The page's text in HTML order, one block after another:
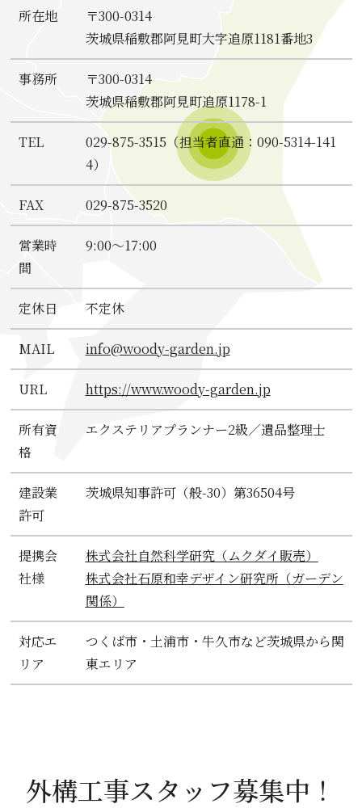
所在地
〒300-0314
茨城県稲敷郡阿見町大字追原1181番地3
事務所
〒300-0314
茨城県稲敷郡阿見町追原1178-1
TEL
029-875-3515（担当者直通：090-5314-141
4）
FAX 029-875-3520
営業時
間
9:00～17:00
定休日 不定休
MAIL info@woody-garden.jp
URL https://www.woody-garden.jp
所有資
格
エクステリアプランナー2級／遺品整理士
建設業
許可
茨城県知事許可（般-30）第36504号
提携会
社様
株式会社自然科学研究（ムクダイ販売）
株式会社石原和幸デザイン研究所（ガーデン
関係）
対応エ
リア
つくば市・土浦市・牛久市など茨城県から関
東エリア
外構工事スタッフ募集中！